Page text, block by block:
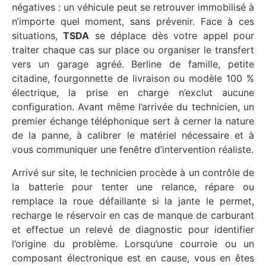
négatives : un véhicule peut se retrouver immobilisé à
n’importe quel moment, sans prévenir. Face à ces
situations,TSDA se déplace dès votre appel pour
traiter chaque cas sur place ou organiser le transfert
vers un garage agréé. Berline de famille, petite
citadine, fourgonnette de livraison ou modèle 100 %
électrique, la prise en charge n’exclut aucune
configuration. Avant même l’arrivée du technicien, un
premier échange téléphonique sert à cerner la nature
de la panne, à calibrer le matériel nécessaire et à
vous communiquer une fenêtre d’intervention réaliste.
Arrivé sur site, le technicien procède à un contrôle de
la batterie pour tenter une relance, répare ou
remplace la roue défaillante si la jante le permet,
recharge le réservoir en cas de manque de carburant
et effectue un relevé de diagnostic pour identifier
l’origine du problème. Lorsqu’une courroie ou un
composant électronique est en cause, vous en êtes